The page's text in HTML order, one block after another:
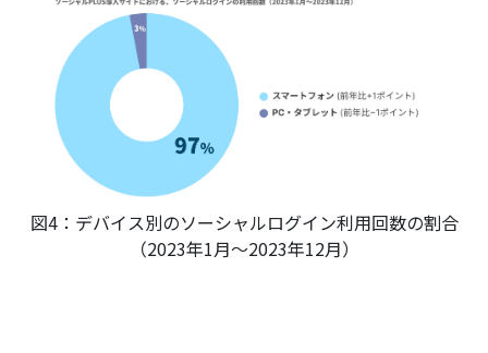
図4：デバイス別のソーシャルログイン利用回数の割合
（2023年1月～2023年12月）